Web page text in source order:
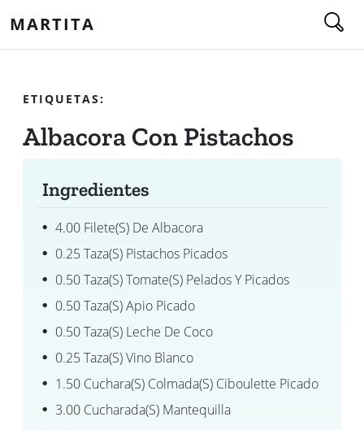
MARTITA
ETIQUETAS:
Albacora Con Pistachos
Ingredientes
4.00 Filete(s) De Albacora
0.25 Taza(s) Pistachos Picados
0.50 Taza(s) Tomate(s) Pelados Y Picados
0.50 Taza(s) Apio Picado
0.50 Taza(s) Leche De Coco
0.25 Taza(s) Vino Blanco
1.50 Cuchara(s) Colmada(s) Ciboulette Picado
3.00 Cucharada(s) Mantequilla